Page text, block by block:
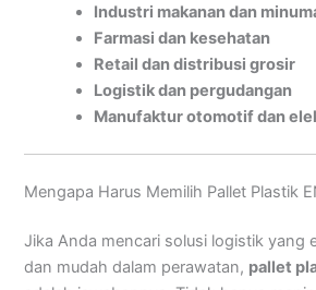
Industri makanan dan
Farmasi dan kesehatan
Retail dan distribusi grosir
Logistik dan pergudangan
Manufaktur otomotif dan
Mengapa Harus Memilih Pallet Plastik
Jika Anda mencari solusi logistik yang
dan mudah dalam perawatan, pallet